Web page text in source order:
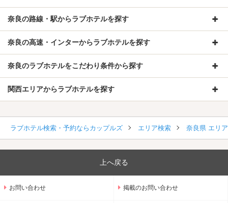
奈良の路線・駅からラブホテルを探す
奈良の高速・インターからラブホテルを探す
奈良のラブホテルをこだわり条件から探す
関西エリアからラブホテルを探す
ラブホテル検索・予約ならカップルズ エリア検索 奈良県 エリ
上へ戻る
お問い合わせ 掲載のお問い合わせ